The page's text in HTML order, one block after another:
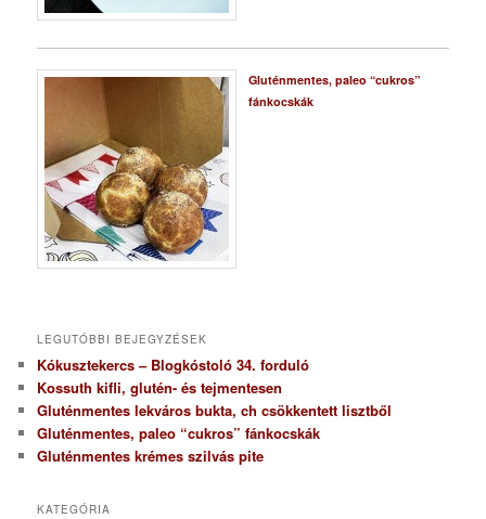
Gluténmentes, paleo “cukros”
fánkocskák
LEGUTÓBBI BEJEGYZÉSEK
Kókusztekercs – Blogkóstoló 34. forduló
Kossuth kifli, glutén- és tejmentesen
Gluténmentes lekváros bukta, ch csökkentett lisztből
Gluténmentes, paleo “cukros” fánkocskák
Gluténmentes krémes szilvás pite
KATEGÓRIA